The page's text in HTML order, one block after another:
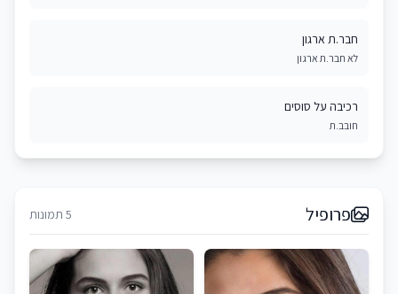
חבר.ת ארגון
לא חבר.ת ארגון
רכיבה על סוסים
חובב.ת
פרופיל 5 תמונות